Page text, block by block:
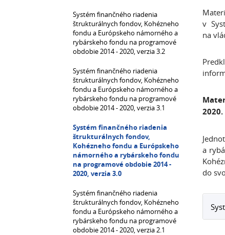
v
na
2020.
a
do
Systém finančného riadenia
štrukturálnych fondov, Kohézneho
fondu a Európskeho námorného a
rybárskeho fondu na programové
obdobie 2014 - 2020, verzia 3.2
Systém finančného riadenia
štrukturálnych fondov, Kohézneho
fondu a Európskeho námorného a
rybárskeho fondu na programové
obdobie 2014 - 2020, verzia 3.1
Systém finančného riadenia
štrukturálnych fondov,
Kohézneho fondu a Európskeho
námorného a rybárskeho fondu
na programové obdobie 2014 -
2020, verzia 3.0
Systém finančného riadenia
štrukturálnych fondov, Kohézneho
fondu a Európskeho námorného a
rybárskeho fondu na programové
obdobie 2014 - 2020, verzia 2.1